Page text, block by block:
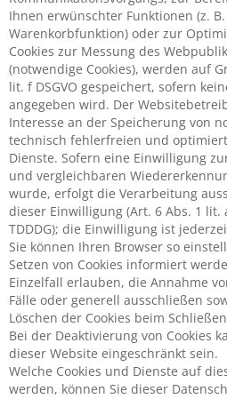
Ihnen erwünschter Funktionen (z.
Warenkorbfunktion) oder zur
Cookies zur Messung des
(notwendige Cookies), werden auf
lit. f DSGVO gespeichert, sofern
angegeben wird. Der
Interesse an der Speicherung von
technisch fehlerfreien und
Dienste. Sofern eine Einwilligung
und vergleichbaren
wurde, erfolgt die Verarbeitung
dieser Einwilligung (Art. 6 Abs. 1 lit.
TDDDG); die Einwilligung ist
Sie können Ihren Browser so
Setzen von Cookies informiert
Einzelfall erlauben, die Annahme
Fälle oder generell ausschließen
Löschen der Cookies beim
Bei der Deaktivierung von Cookies
dieser Website eingeschränkt sein.
Welche Cookies und Dienste auf
werden, können Sie dieser